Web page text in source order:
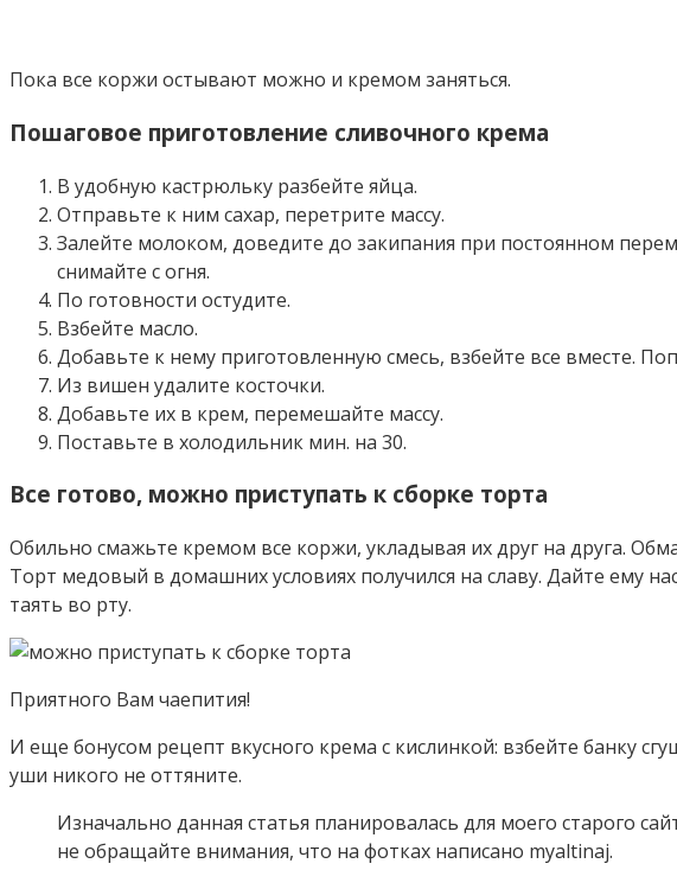
Пока все коржи остывают можно и кремом заняться.
Пошаговое приготовление сливочного крема
В удобную кастрюльку разбейте яйца.
Отправьте к ним сахар, перетрите массу.
Залейте молоком, доведите до закипания при постоянном
снимайте с огня.
По готовности остудите.
Взбейте масло.
Добавьте к нему приготовленную смесь, взбейте все вместе.
Из вишен удалите косточки.
Добавьте их в крем, перемешайте массу.
Поставьте в холодильник мин. на 30.
Все готово, можно приступать к сборке торта
Обильно смажьте кремом все коржи, укладывая их друг на друга.
Торт медовый в домашних условиях получился на славу. Дайте ему
таять во рту.
Приятного Вам чаепития!
И еще бонусом рецепт вкусного крема с кислинкой: взбейте банку
уши никого не оттяните.
Изначально данная статья планировалась для моего старого
не обращайте внимания, что на фотках написано myaltinaj.